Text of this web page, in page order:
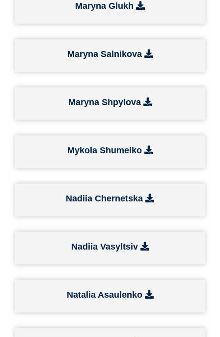
Maryna Glukh
Maryna Salnikova
Maryna Shpylova
Mykola Shumeiko
Nadiia Chernetska
Nadiia Vasyltsiv
Natalia Asaulenko